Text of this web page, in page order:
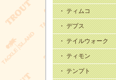
・ ティムコ
・ デプス
・ テイルウォーク
・ ティモン
・ テンプト